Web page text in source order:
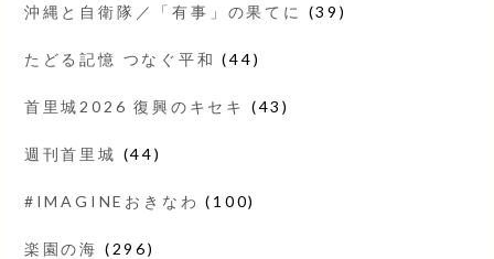
沖縄と自衛隊／「有事」の果てに (39)
たどる記憶 つなぐ平和 (44)
首里城2026 復興のキセキ (43)
週刊首里城 (44)
#IMAGINEおきなわ (100)
楽園の海 (296)